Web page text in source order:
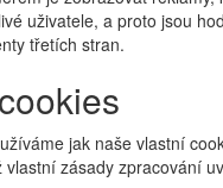
uživatele, a proto jsou
třetích stran.
jak naše vlastní
zásady zpracování